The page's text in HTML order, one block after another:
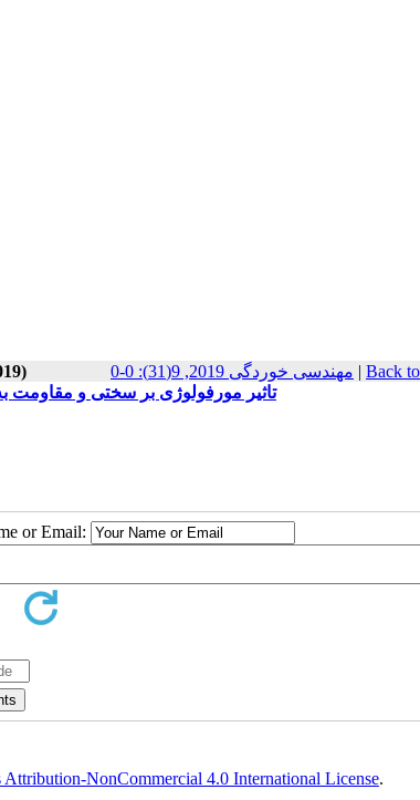
مهندسی خوردگی 2019, 9(31): 0-0 | Back
تاثیر مورفولوژی بر سختی و مقاومت
or Email:
Attribution-NonCommercial 4.0 International License.